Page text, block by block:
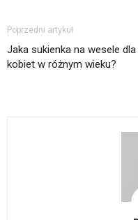
Poprzedni artykuł
Jaka sukienka na wesele dla
kobiet w różnym wieku?